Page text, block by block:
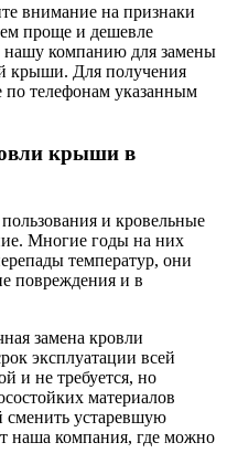
внимание на признаки
проще и дешевле
нашу компанию для замены
крыши. Для получения
по телефонам указанным
крыши в
и кровельные
Многие годы на них
температур, они
повреждения и в
замена кровли
эксплуатации всей
и не требуется, но
материалов
сменить устаревшую
наша компания, где можно